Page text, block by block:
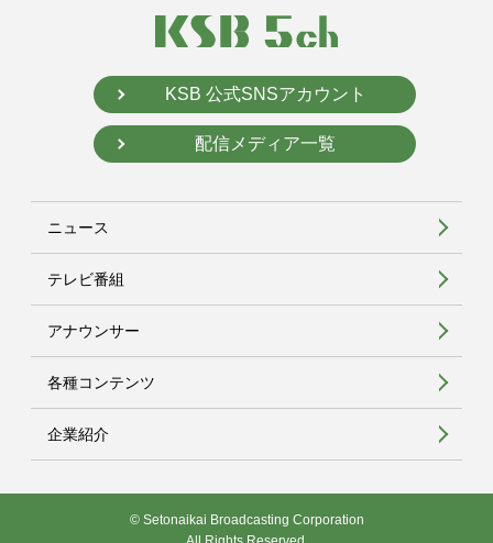
KSB 公式SNSアカウント
配信メディア一覧
ニュース
テレビ番組
アナウンサー
各種コンテンツ
企業紹介
© Setonaikai Broadcasting Corporation